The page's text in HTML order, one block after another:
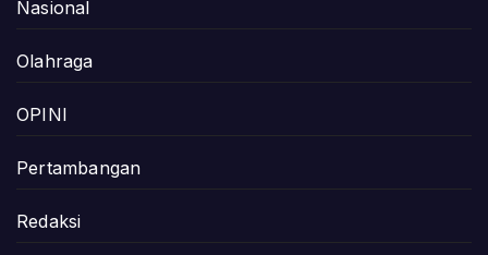
Nasional
Olahraga
OPINI
Pertambangan
Redaksi